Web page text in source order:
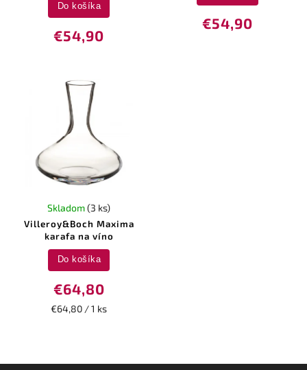
€54,90
Do košíka
€54,90
Villeroy&Boch Maxima
karafa na víno
Skladom(3 ks)
€64,80
€64,80 / 1 ks
Do košíka